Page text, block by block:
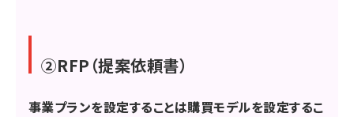
②RFP（提案依頼書）
事業プランを設定することは購買モデルを設定するこ